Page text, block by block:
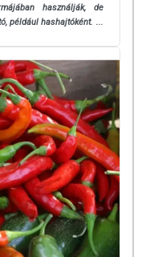
használják, de
például hashajtóként.